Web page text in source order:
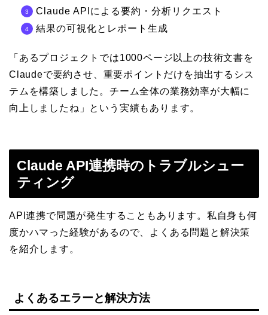
Claude APIによる要約・分析リクエスト
結果の可視化とレポート生成
「あるプロジェクトでは1000ページ以上の技術文書を
Claudeで要約させ、重要ポイントだけを抽出するシス
テムを構築しました。チーム全体の業務効率が大幅に
向上しましたね」という実績もあります。
Claude API連携時のトラブルシュー
ティング
API連携で問題が発生することもあります。私自身も何
度かハマった経験があるので、よくある問題と解決策
を紹介します。
よくあるエラーと解決方法